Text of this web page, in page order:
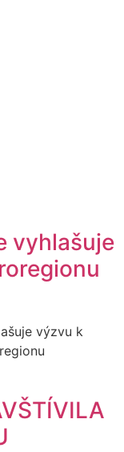
vyhlašuje
výzvu k